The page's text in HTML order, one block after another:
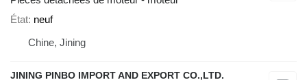
État neuf
Chine, Jining
JINING PINBO IMPORT AND EXPORT CO.,LTD.